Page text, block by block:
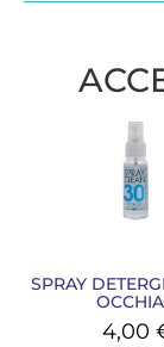
SPRAY
4,00